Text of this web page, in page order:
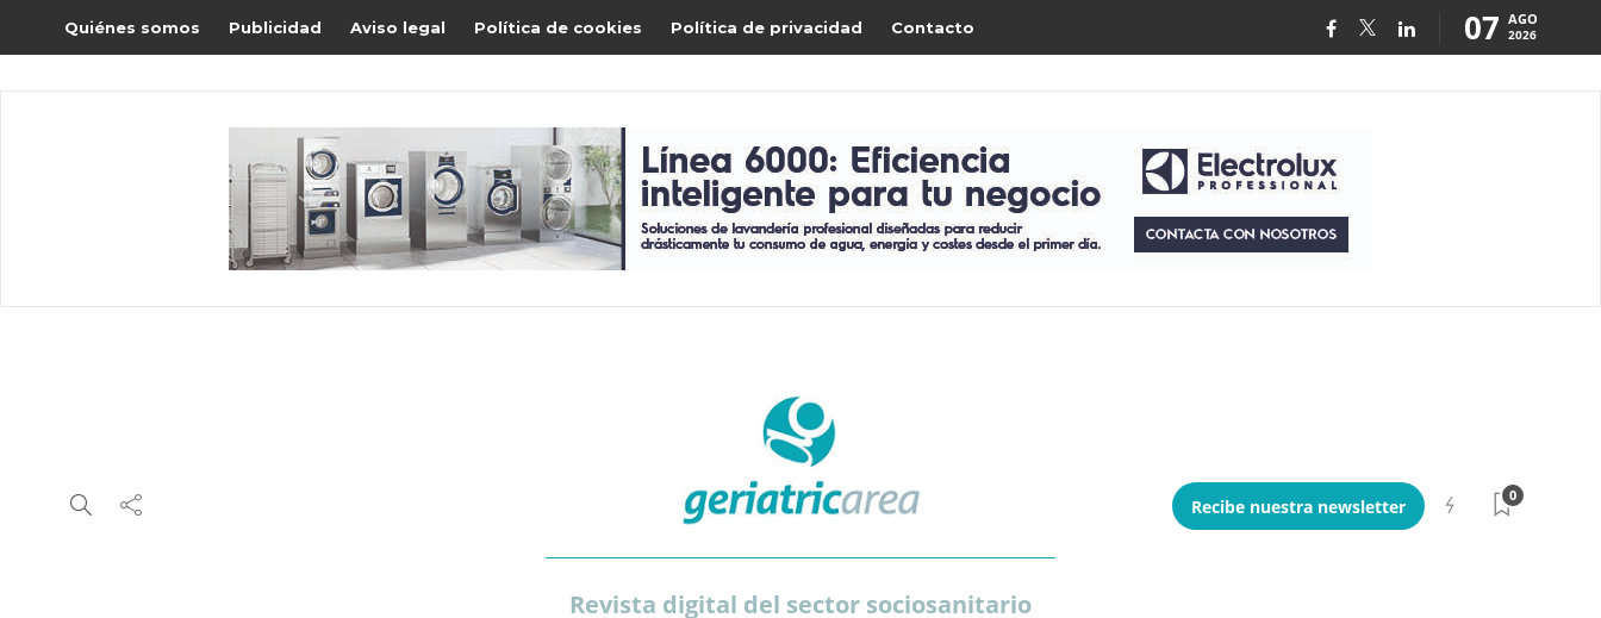
Quiénes somos Publicidad Aviso legal Política de cookies Política de privacidad Contacto 07 AGO
2026
Revista digital del sector sociosanitario
Recibe nuestra newsletter
0